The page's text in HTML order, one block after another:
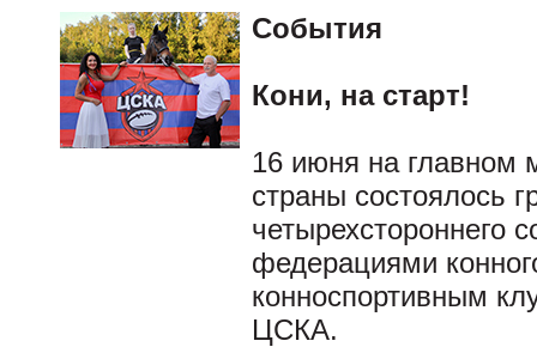
События
Кони, на старт!
16 июня на главном
страны состоялось
четырехстороннего
федерациями
конноспортивным
ЦСКА.